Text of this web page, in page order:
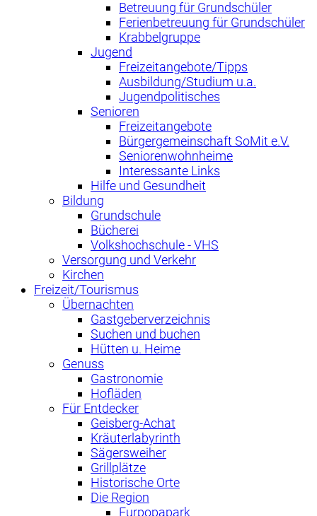
Betreuung für Grundschüler
Ferienbetreuung für Grundschüler
Krabbelgruppe
Jugend
Freizeitangebote/Tipps
Ausbildung/Studium u.a.
Jugendpolitisches
Senioren
Freizeitangebote
Bürgergemeinschaft SoMit e.V.
Seniorenwohnheime
Interessante Links
Hilfe und Gesundheit
Bildung
Grundschule
Bücherei
Volkshochschule - VHS
Versorgung und Verkehr
Kirchen
Freizeit/Tourismus
Übernachten
Gastgeberverzeichnis
Suchen und buchen
Hütten u. Heime
Genuss
Gastronomie
Hofläden
Für Entdecker
Geisberg-Achat
Kräuterlabyrinth
Sägersweiher
Grillplätze
Historische Orte
Die Region
Eurpopapark